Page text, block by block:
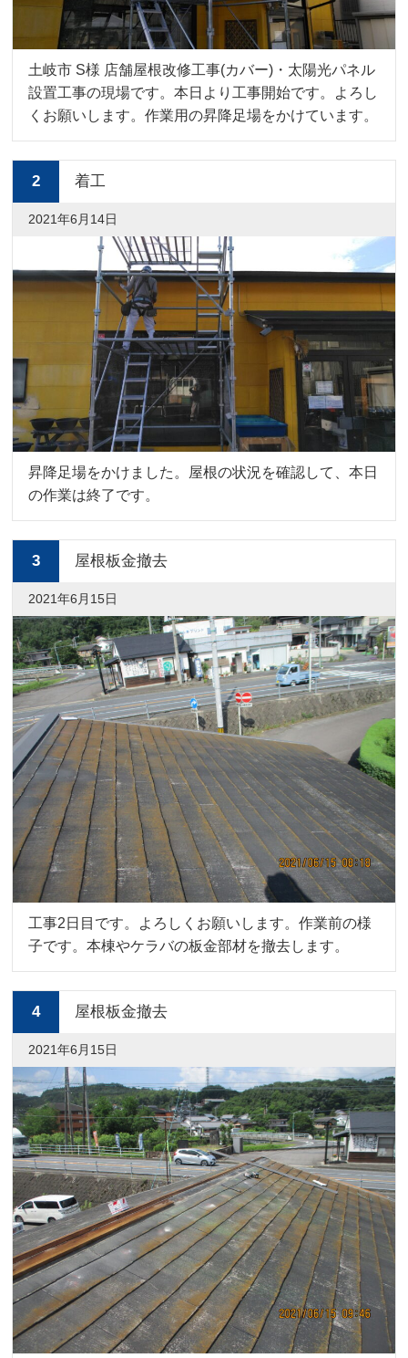
土岐市 S様 店舗屋根改修工事(カバー)・太陽光パネル
設置工事の現場です。本日より工事開始です。よろし
くお願いします。作業用の昇降足場をかけています。
2 着工
2021年6月14日
昇降足場をかけました。屋根の状況を確認して、本日
の作業は終了です。
3 屋根板金撤去
2021年6月15日
工事2日目です。よろしくお願いします。作業前の様
子です。本棟やケラバの板金部材を撤去します。
4 屋根板金撤去
2021年6月15日